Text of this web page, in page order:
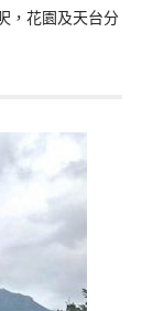
，花園及天台分